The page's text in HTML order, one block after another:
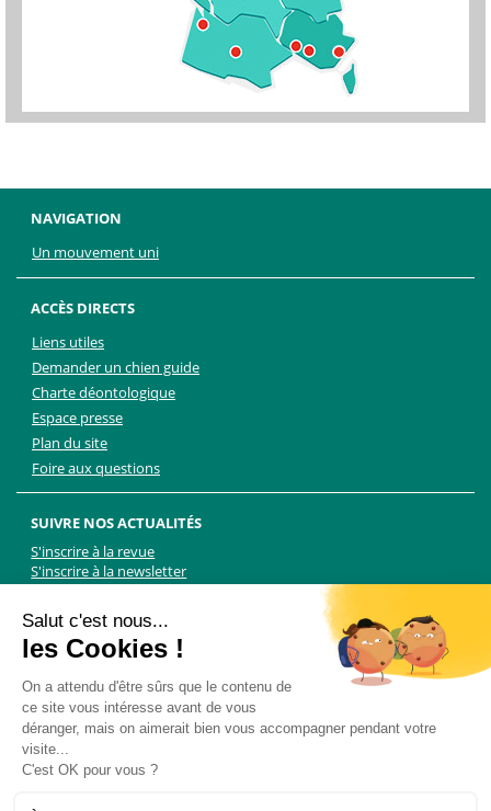
NAVIGATION
Un mouvement uni
ACCÈS DIRECTS
Liens utiles
Demander un chien guide
Charte déontologique
Espace presse
Plan du site
Foire aux questions
SUIVRE NOS ACTUALITÉS
S'inscrire à la revue
S'inscrire à la newsletter
TikTok
NOUS CONTACTER
Les Chiens Guides d'aveugles - FFAC
71 rue de Bagnolet, 75020 Paris
01 44 64 89 89
Formulaire de contact
Salut c'est nous...
les Cookies !
On a attendu d'être sûrs que le contenu de
ce site vous intéresse avant de vous
déranger, mais on aimerait bien vous accompagner pendant votre
visite...
C'est OK pour vous ?